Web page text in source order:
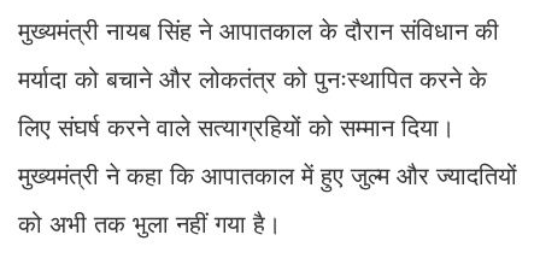
मुख्यमंत्री नायब सिंह ने आपातकाल के दौरान संविधान की
मर्यादा को बचाने और लोकतंत्र को पुनःस्थापित करने के
लिए संघर्ष करने वाले सत्याग्रहियों को सम्मान दिया।
मुख्यमंत्री ने कहा कि आपातकाल में हुए जुल्म और ज्यादतियों
को अभी तक भुला नहीं गया है।